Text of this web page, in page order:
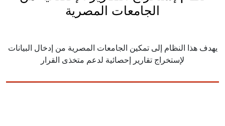
الجامعات المصرية
يهدف هذا النظام إلى تمكين الجامعات المصرية من إدخال البيانات
لإستخراج تقارير إحصائية لدعم متخذى القرار